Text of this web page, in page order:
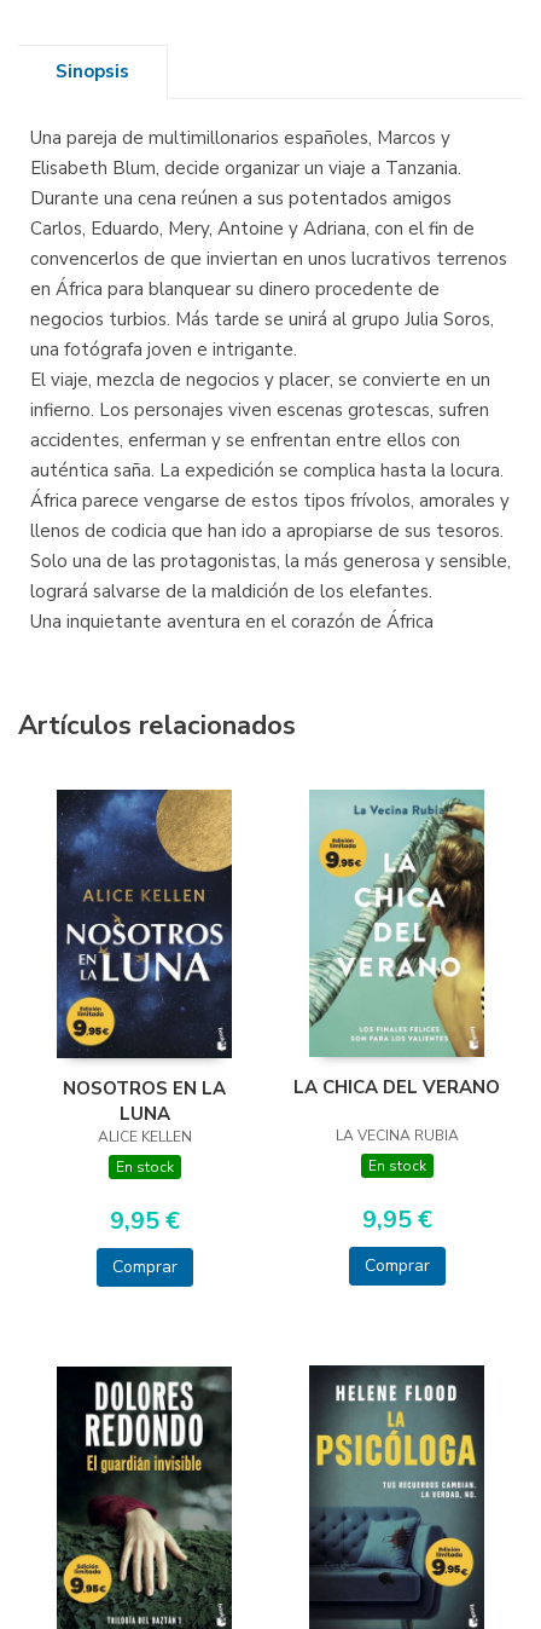
Sinopsis
Una pareja de multimillonarios españoles, Marcos y
Elisabeth Blum, decide organizar un viaje a Tanzania.
Durante una cena reúnen a sus potentados amigos
Carlos, Eduardo, Mery, Antoine y Adriana, con el fin de
convencerlos de que inviertan en unos lucrativos terrenos
en África para blanquear su dinero procedente de
negocios turbios. Más tarde se unirá al grupo Julia Soros,
una fotógrafa joven e intrigante.
El viaje, mezcla de negocios y placer, se convierte en un
infierno. Los personajes viven escenas grotescas, sufren
accidentes, enferman y se enfrentan entre ellos con
auténtica saña. La expedición se complica hasta la locura.
África parece vengarse de estos tipos frívolos, amorales y
llenos de codicia que han ido a apropiarse de sus tesoros.
Solo una de las protagonistas, la más generosa y sensible,
logrará salvarse de la maldición de los elefantes.
Una inquietante aventura en el corazón de África
Artículos relacionados
NOSOTROS EN LA
LUNA
ALICE KELLEN
En stock
9,95 €
Comprar
LA CHICA DEL VERANO
LA VECINA RUBIA
En stock
9,95 €
Comprar